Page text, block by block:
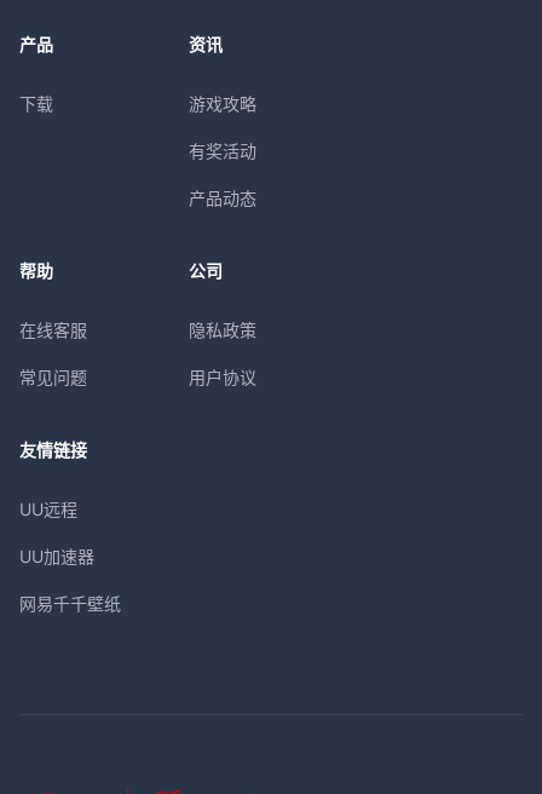
产品
下载
资讯
游戏攻略
有奖活动
产品动态
帮助
在线客服
常见问题
公司
隐私政策
用户协议
友情链接
UU远程
UU加速器
网易千千壁纸